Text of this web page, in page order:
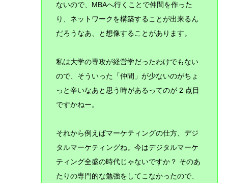
ないので、MBAへ行くことで仲間を作った
り、ネットワークを構築することが出来るん
だろうなあ、と想像することがあります。
私は大学の専攻が経営学だったわけでもない
ので、そういった「仲間」が少ないのがちょ
っと辛いなあと思う時があるってのが 2 点目
ですかねー。
それから例えばマーケティングの仕方、デジ
タルマーケティングね。今はデジタルマーケ
ティング全盛の時代じゃないですか？ そのあ
たりの専門的な勉強をしてこなかったので、